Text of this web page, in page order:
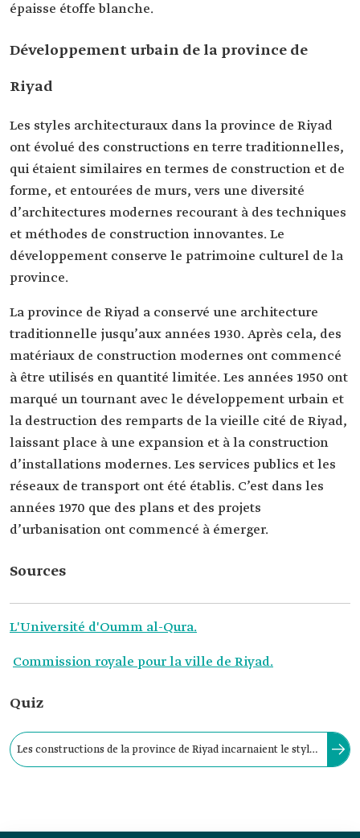
épaisse étoffe blanche.
Développement urbain de la province de
Riyad
Les styles architecturaux dans la province de Riyad
ont évolué des constructions en terre traditionnelles,
qui étaient similaires en termes de construction et de
forme, et entourées de murs, vers une diversité
d’architectures modernes recourant à des techniques
et méthodes de construction innovantes. Le
développement conserve le patrimoine culturel de la
province.
La province de Riyad a conservé une architecture
traditionnelle jusqu’aux années 1930. Après cela, des
matériaux de construction modernes ont commencé
à être utilisés en quantité limitée. Les années 1950 ont
marqué un tournant avec le développement urbain et
la destruction des remparts de la vieille cité de Riyad,
laissant place à une expansion et à la construction
d’installations modernes. Les services publics et les
réseaux de transport ont été établis. C’est dans les
années 1970 que des plans et des projets
d’urbanisation ont commencé à émerger.
Sources
L'Université d'Oumm al-Qura.
Commission royale pour la ville de Riyad.
Quiz
Les constructions de la province de Riyad incarnaient le style